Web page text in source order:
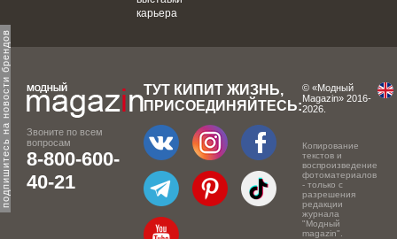
подпишитесь на новости брендов
карьера
Звоните по всем
вопросам
8-800-600-
40-21
ТУТ КИПИТ ЖИЗНЬ,
ПРИСОЕДИНЯЙТЕСЬ:
© «Модный
Magazin» 2016-
2026.
Копирование
текстов и
воспроизведение
фотоматериалов
- только с
разрешения
редакции
журнала
"Модный
magazin".